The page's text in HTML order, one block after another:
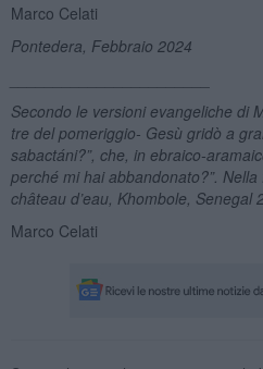
Marco Celati
Pontedera, Febbraio 2024
Secondo le versioni evangeliche di
tre del pomeriggio- Gesù gridò a
sabactáni?”, che, in ebraico-
perché mi hai abbandonato?”. Nella
château d’eau, Khombole, Senegal
Marco Celati